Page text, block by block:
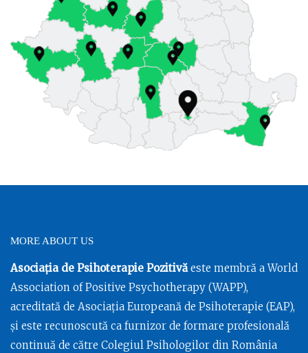
MORE ABOUT US
Asociația de Psihoterapie Pozitivăeste membră a World
Association of Positive Psychotherapy (WAPP),
acreditată de Asociația Europeană de Psihoterapie (EAP),
și este recunoscută ca furnizor de formare profesională
continuă de către Colegiul Psihologilor din România